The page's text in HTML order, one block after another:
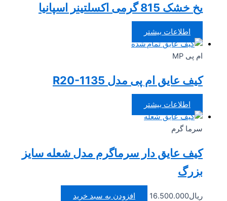
یخ خشک 815 گرمی اکسلتینر اسپانیا
اطلاعات بیشتر
تمام شده
ام پی MP
کیف عایق ام پی مدل R20-1135
اطلاعات بیشتر
سرما گرم
کیف عایق دار سرماگرم مدل شعله سایز
بزرگ
ریال16.500.000 افزودن به سبد خرید